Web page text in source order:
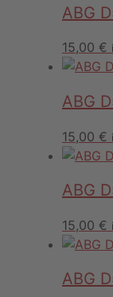
ABG
15,00 €
ABG
15,00 €
ABG
15,00 €
ABG